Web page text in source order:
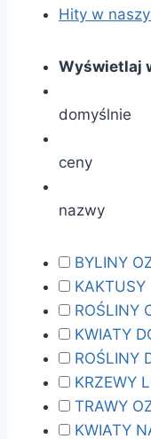
Hity w
Wyświetlaj
domyślnie
ceny
nazwy
BYLINY
KAKTUSY
ROŚLINY
KWIATY
ROŚLINY
KRZEWY
TRAWY
KWIATY